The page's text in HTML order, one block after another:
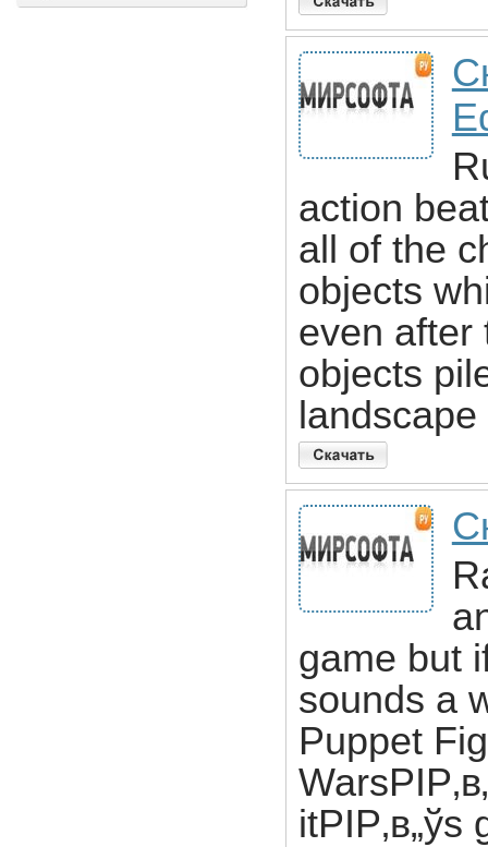
action
all of the
objects
even after
objects
game but
sounds a
Puppet